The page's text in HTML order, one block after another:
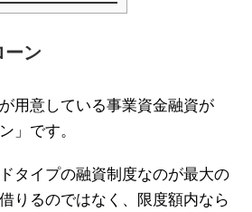
ーン
用意している事業資金融資が
」です。
タイプの融資制度なのが最大の
りるのではなく、限度額内なら